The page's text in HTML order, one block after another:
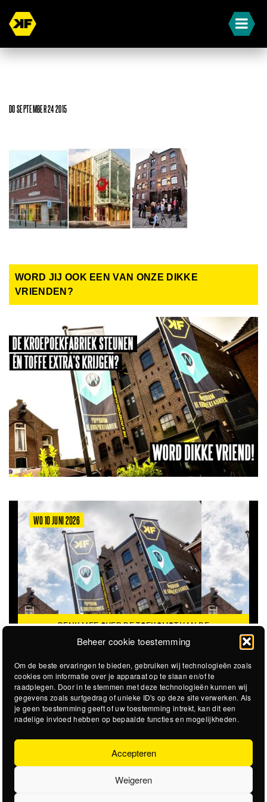
Beheer cookie toestemming
Om de beste ervaringen te bieden, gebruiken wij technologieën zoals
cookies om informatie over je apparaat op te slaan en/of te
raadplegen. Door in te stemmen met deze technologieën kunnen wij
gegevens zoals surfgedrag of unieke ID's op deze site verwerken. Als
je geen toestemming geeft of uw toestemming intrekt, kan dit een
nadelige invloed hebben op bepaalde functies en mogelijkheden.
Accepteren
Weigeren
DO SEPTEMBER 24 2015
WORD JIJ OOK EEN VAN ONZE DIKKE
VRIENDEN?
WO 10 JUNI 2026
DENK MEE OVER DE TOEKOMST VAN DE
KROEPOEKFABRIEK